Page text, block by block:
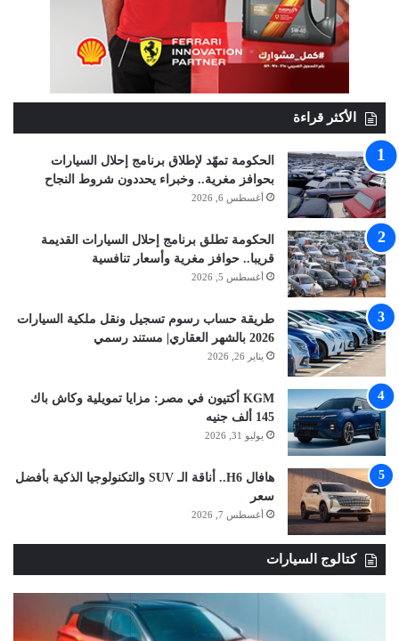
الأكثر قراءة
الحكومة تمهّد لإطلاق برنامج إحلال السيارات
بحوافز مغرية.. وخبراء يحددون شروط النجاح
أغسطس 6, 2026
الحكومة تطلق برنامج إحلال السيارات القديمة
قريبا.. حوافز مغرية وأسعار تنافسية
أغسطس 5, 2026
طريقة حساب رسوم تسجيل ونقل ملكية السيارات
2026 بالشهر العقاري| مستند رسمي
يناير 26, 2026
KGM أكتيون في مصر: مزايا تمويلية وكاش باك
145 ألف جنيه
يوليو 31, 2026
هافال H6.. أناقة الـ SUV والتكنولوجيا الذكية بأفضل
سعر
أغسطس 7, 2026
كتالوج السيارات